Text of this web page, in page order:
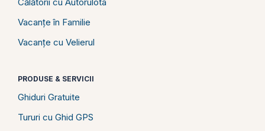
Vacanțe în Familie
Vacanțe cu Velierul
PRODUSE & SERVICII
Ghiduri Gratuite
Tururi cu Ghid GPS